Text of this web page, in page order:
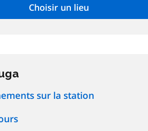
sur la station